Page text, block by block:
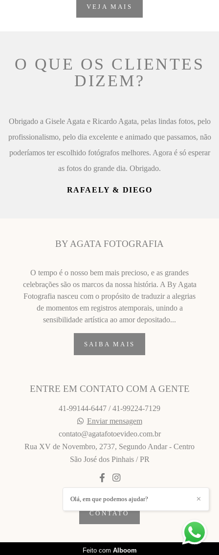
VEJA MAIS
O QUE OS CLIENTES
DIZEM?
Obrigado a Gisele Agata e Ricardo Agata, pelas lindas fotos, pelo
profissionalismo, pelo dia excelente e animado que passamos, não
poderíamos ter escolhido fotógrafos melhores. Agora é só esperar
as fotos do grande dia. Obrigado.
RAFAELY & DIEGO
BY AGATA FOTOGRAFIA
O tempo é o nosso bem mais precioso, e as grandes
celebrações são os marcos da nossa história. A By Agata
Fotografia nasceu com o propósito de traduzir a alegrias
de momentos em registros atemporais, unindo a
sensibilidade artística ao amor depositado...
SAIBA MAIS
ENTRE EM CONTATO COM A GENTE
41-99144-6447 / 41-99224-7129
Enviar mensagem
contato@agatafotoevideo.com.br
Rua XV de Novembro, 2737, Segundo Andar - Centro
São José dos Pinhais / PR
CONTATO
✕
Olá, em que podemos ajudar?
Feito com Alboom